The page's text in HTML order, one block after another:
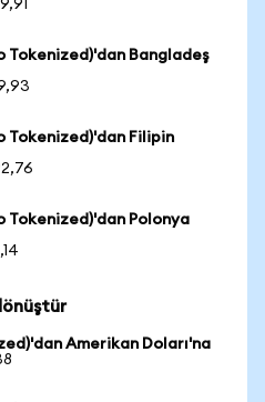
Tokenized)'dan Bangladeş
Tokenized)'dan Filipin
Tokenized)'dan Polonya
Amerikan Doları'na